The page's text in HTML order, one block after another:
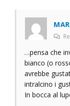
…pensa che
bianco (o
avrebbe
intralcino i
In bocca al